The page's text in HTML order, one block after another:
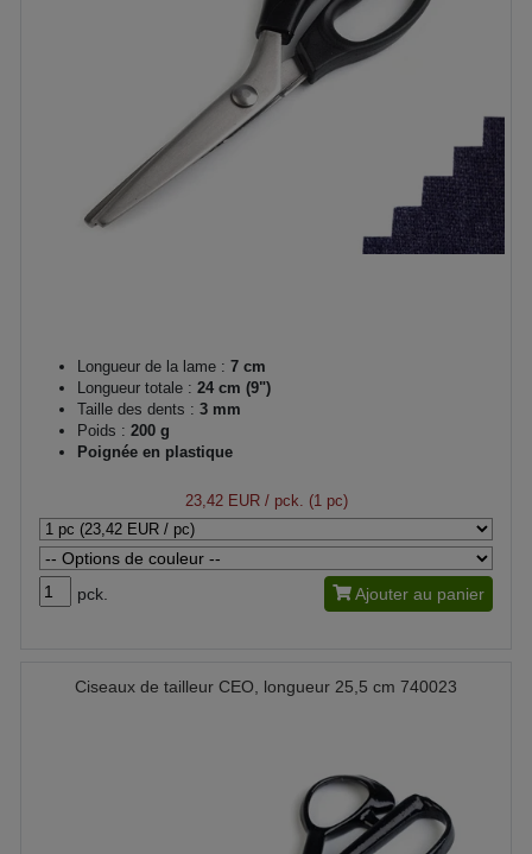
Longueur de la lame : 7 cm
Longueur totale : 24 cm (9")
Taille des dents : 3 mm
Poids : 200 g
Poignée en plastique
23,42 EUR/ pck. (1 pc)
pck. Ajouter au panier
Ciseaux de tailleur CEO, longueur 25,5 cm 740023